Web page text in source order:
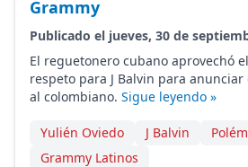
Grammy
Publicado el jueves, 30 de
El reguetonero cubano aprovechó
respeto para J Balvin para
al colombiano. Sigue leyendo »
Yulién Oviedo J Balvin
Grammy Latinos